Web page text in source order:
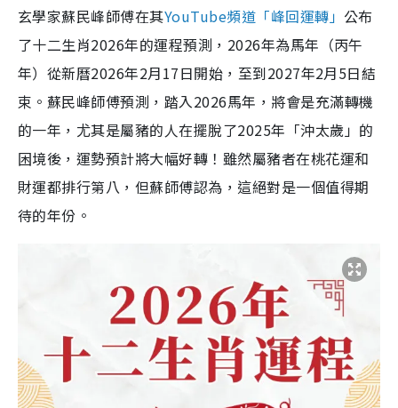
玄學家蘇民峰師傅在其YouTube頻道「峰回運轉」 公布
了十二生肖2026年的運程預測，2026年為馬年（丙午
年）從新曆2026年2月17日開始，至到2027年2月5日結
束。蘇民峰師傅預測，踏入2026馬年，將會是充滿轉機
的一年，尤其是屬豬的人在擺脫了2025年「沖太歲」的
困境後，運勢預計將大幅好轉！雖然屬豬者在桃花運和
財運都排行第八，但蘇師傅認為，這絕對是一個值得期
待的年份。